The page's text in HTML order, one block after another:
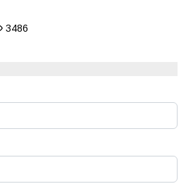
3486